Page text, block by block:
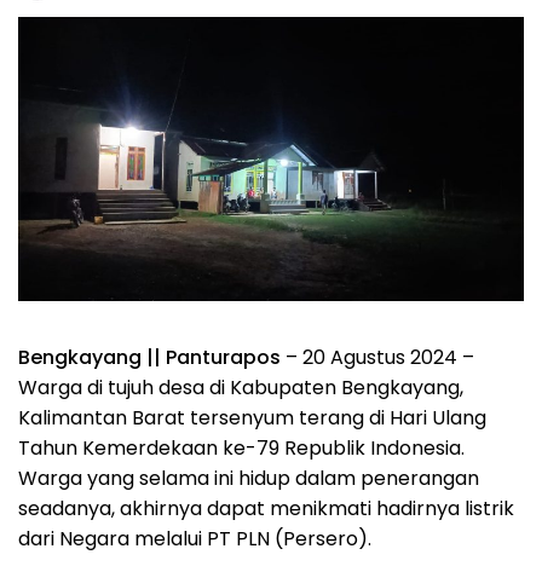
Bengkayang || Panturapos – 20 Agustus 2024 –
Warga di tujuh desa di Kabupaten Bengkayang,
Kalimantan Barat tersenyum terang di Hari Ulang
Tahun Kemerdekaan ke-79 Republik Indonesia.
Warga yang selama ini hidup dalam penerangan
seadanya, akhirnya dapat menikmati hadirnya listrik
dari Negara melalui PT PLN (Persero).